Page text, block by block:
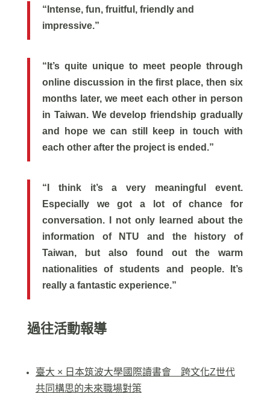
“Intense, fun, fruitful, friendly and
impressive.”
“It’s quite unique to meet people through
online discussion in the first place, then six
months later, we meet each other in person
in Taiwan. We develop friendship gradually
and hope we can still keep in touch with
each other after the project is ended.”
“I think it’s a very meaningful event.
Especially we got a lot of chance for
conversation. I not only learned about the
information of NTU and the history of
Taiwan, but also found out the warm
nationalities of students and people. It’s
really a fantastic experience.”
過往活動報導
臺大 × 日本筑波大學國際讀書會 跨文化Z世代
共同構思的未來職場對策